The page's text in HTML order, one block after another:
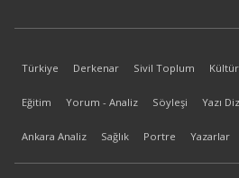
Türkiye Derkenar Sivil Toplum
Eğitim Yorum - Analiz Söyleşi Yazı
Ankara Analiz Sağlık Portre Yazarlar